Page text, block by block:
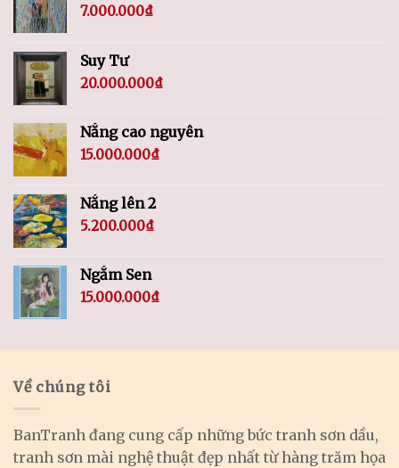
7.000.000₫
Suy Tư
20.000.000₫
Nắng cao nguyên
15.000.000₫
Nắng lên 2
5.200.000₫
Ngắm Sen
15.000.000₫
Về chúng tôi
BanTranh đang cung cấp những bức tranh sơn dầu,
tranh sơn mài nghệ thuật đẹp nhất từ hàng trăm họa